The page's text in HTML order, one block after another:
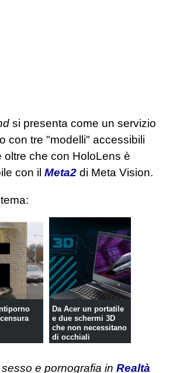
si presenta come un servizio
con tre "modelli" accessibili
oltre che con HoloLens è
con il Meta2 di Meta Vision.
Da Acer un portatile
e due schermi 3D
che non necessitano
di occhiali
e pornografia in Realtà